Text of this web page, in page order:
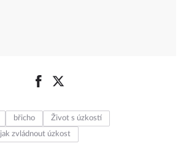
břicho
Život s úzkostí
jak zvládnout úzkost